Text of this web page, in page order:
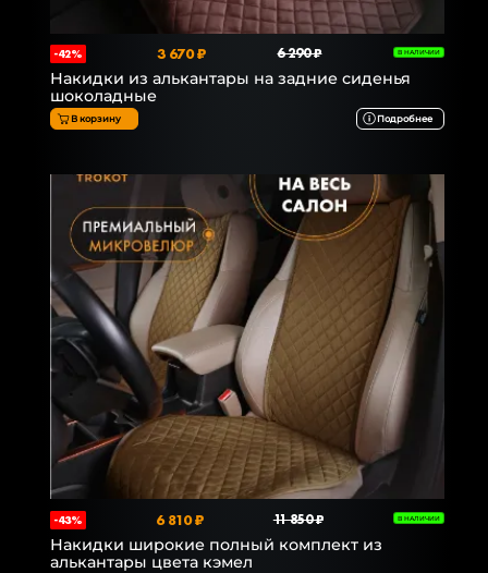
-42% 3 670 ₽ 6 290 ₽ В НАЛИЧИИ
Накидки из алькантары на задние сиденья
шоколадные
В корзину Подробнее
-43% 6 810 ₽ 11 850 ₽ В НАЛИЧИИ
Накидки широкие полный комплект из
алькантары цвета кэмел